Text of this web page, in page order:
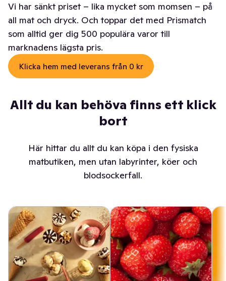
Vi har sänkt priset – lika mycket som momsen – på
all mat och dryck. Och toppar det med Prismatch
som alltid ger dig 500 populära varor till
marknadens lägsta pris.
Klicka hem med leverans från 0 kr
Allt du kan behöva finns ett klick
bort
Här hittar du allt du kan köpa i den fysiska
matbutiken, men utan labyrinter, köer och
blodsockerfall.